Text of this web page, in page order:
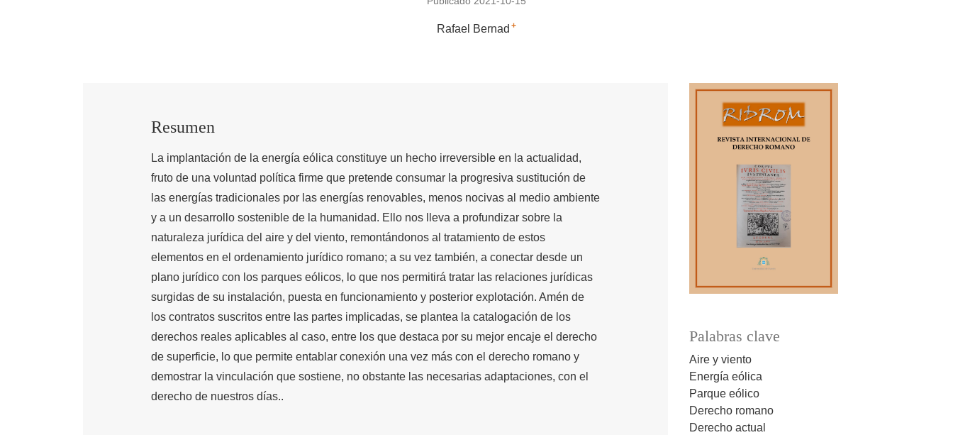
Rafael Bernad +
Palabras clave
Aire y viento
Energía eólica
Parque eólico
Derecho romano
Derecho actual
Resumen
La implantación de la energía eólica constituye un hecho irreversible en la actualidad,
fruto de una voluntad política firme que pretende consumar la progresiva sustitución de
las energías tradicionales por las energías renovables, menos nocivas al medio ambiente
y a un desarrollo sostenible de la humanidad. Ello nos lleva a profundizar sobre la
naturaleza jurídica del aire y del viento, remontándonos al tratamiento de estos
elementos en el ordenamiento jurídico romano; a su vez también, a conectar desde un
plano jurídico con los parques eólicos, lo que nos permitirá tratar las relaciones jurídicas
surgidas de su instalación, puesta en funcionamiento y posterior explotación. Amén de
los contratos suscritos entre las partes implicadas, se plantea la catalogación de los
derechos reales aplicables al caso, entre los que destaca por su mejor encaje el derecho
de superficie, lo que permite entablar conexión una vez más con el derecho romano y
demostrar la vinculación que sostiene, no obstante las necesarias adaptaciones, con el
derecho de nuestros días..